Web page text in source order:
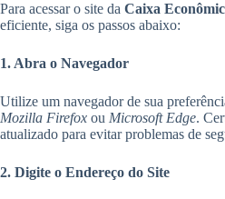
Para acessar o site da Caixa
eficiente, siga os passos abaixo:
1. Abra o Navegador
Utilize um navegador de sua
Mozilla Firefox ou Microsoft Edge.
atualizado para evitar problemas de
2. Digite o Endereço do Site